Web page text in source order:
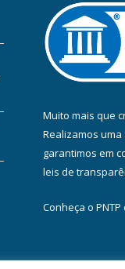
Muito mais que
Realizamos uma
garantimos em
leis de
Conheça o PNTP